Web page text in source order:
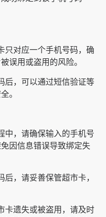
只对应一个手机号码，确
误用或盗用的风险。
后，可以通过短信验证等
。
中，请确保输入的手机号
因信息错误导致绑定失
，请妥善保管超市卡，
卡遗失或被盗用，请及时